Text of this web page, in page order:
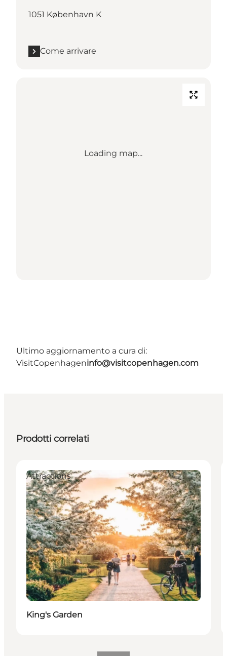
1051 København K
Come arrivare
Loading map...
Ultimo aggiornamento a cura di:
VisitCopenhageninfo@visitcopenhagen.com
Prodotti correlati
Attractions
King's Garden